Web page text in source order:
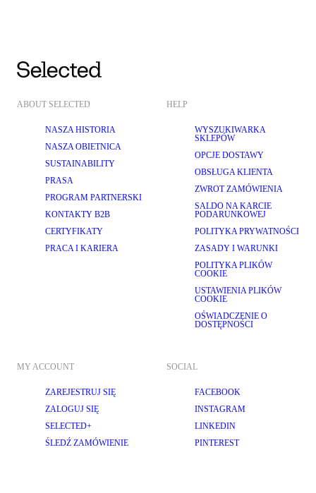
ABOUT SELECTED
NASZA HISTORIA
NASZA OBIETNICA
SUSTAINABILITY
PRASA
PROGRAM PARTNERSKI
KONTAKTY B2B
CERTYFIKATY
PRACA I KARIERA
HELP
WYSZUKIWARKA
SKLEPÓW
OPCJE DOSTAWY
OBSŁUGA KLIENTA
ZWROT ZAMÓWIENIA
SALDO NA KARCIE
PODARUNKOWEJ
POLITYKA PRYWATNOŚCI
ZASADY I WARUNKI
POLITYKA PLIKÓW
COOKIE
USTAWIENIA PLIKÓW
COOKIE
OŚWIADCZENIE O
DOSTĘPNOŚCI
MY ACCOUNT
ZAREJESTRUJ SIĘ
ZALOGUJ SIĘ
SELECTED+
ŚLEDŹ ZAMÓWIENIE
SOCIAL
FACEBOOK
INSTAGRAM
LINKEDIN
PINTEREST